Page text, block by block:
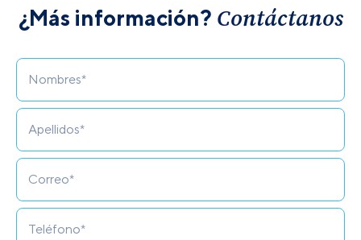
¿Más información? Contáctanos